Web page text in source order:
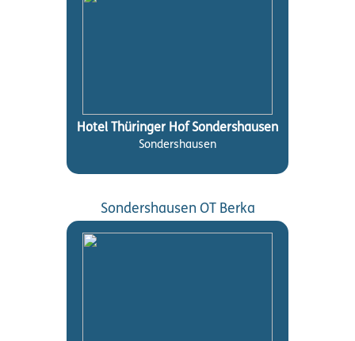
Hotel Thüringer Hof Sondershausen
Sondershausen
Sondershausen OT Berka